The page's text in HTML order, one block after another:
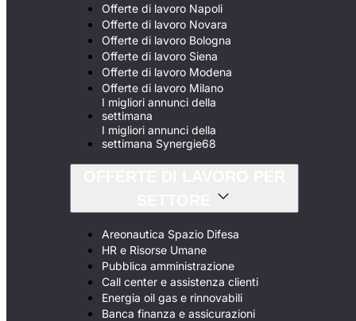
Offerte di lavoro Napoli
Offerte di lavoro Novara
Offerte di lavoro Bologna
Offerte di lavoro Siena
Offerte di lavoro Modena
Offerte di lavoro Milano
I migliori annunci della
settimana
I migliori annunci della
settimana Synergie68
Areonautica Spazio Difesa
HR e Risorse Umane
Pubblica amministrazione
Call center e assistenza clienti
Energia oil gas e rinnovabili
Banca finanza e assicurazioni